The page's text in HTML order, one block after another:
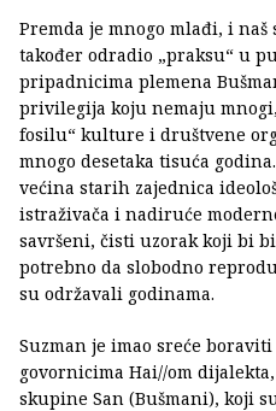
Premda je mnogo mlađi, i
također odradio „praksu“ u
pripadnicima plemena
privilegija koju nemaju
fosilu“ kulture i društvene
mnogo desetaka tisuća
većina starih zajednica
istraživača i nadiruće
savršeni, čisti uzorak koji bi
potrebno da slobodno
su održavali godinama.
Suzman je imao sreće
govornicima Hai//om
skupine San (Bušmani), koji